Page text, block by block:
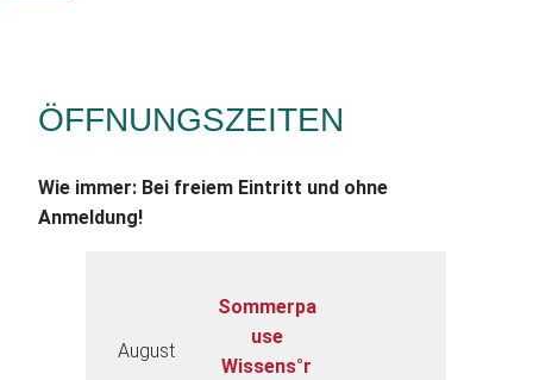
ÖFFNUNGSZEITEN
Wie immer: Bei freiem Eintritt und ohne
Anmeldung!
August
Sommerpa
use
Wissens°r